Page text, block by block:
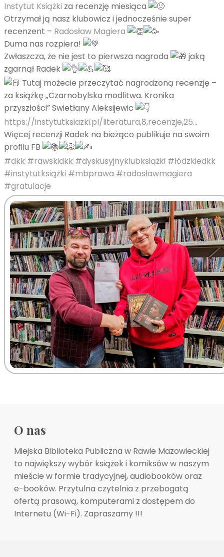
Instytut Książki za recenzję miesiąca
Otrzymał ją nasz klubowicz i jednocześnie super
recenzent – Radosław Magiera
Duma nas rozpiera!
Zwłaszcza, że nie jest to pierwsza nagroda
jaką
zgarnął Radek
Tutaj możecie przeczytać nagrodzoną recenzję –
za książkę „Czarnobylska modlitwa. Kronika
przyszłości” Swietłany Aleksijewic
https://instytutksiazki.pl/literatura,8,recenzje,25…
Więcej recenzji Radek na bieżąco publikuje na swoim
profilu FB
#dkk #rawskidkk #dyskusyjnyklubksiążki #łódzkiedkk
#instytutksiążki #mbprawa #radosławmagiera
#gratulacje
O nas
Miejska Biblioteka Publiczna w Rawie Mazowieckiej
to największy wybór książek i komiksów w naszym
mieście w formie tradycyjnej, audiobooków oraz
e-booków. Przytulna czytelnia z przebogatą
ofertą prasową, komputerami z dostępem do
Internetu (Wi-Fi). Zapraszamy !!!